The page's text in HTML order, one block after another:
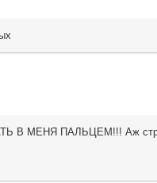
В МЕНЯ ПАЛЬЦЕМ!!! Аж